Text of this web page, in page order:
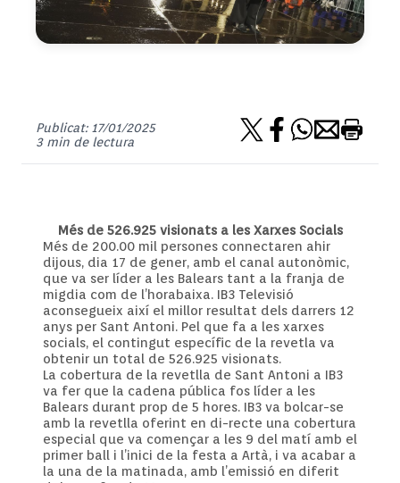
Publicat: 17/01/2025
3 min de lectura
Més de 526.925 visionats a les Xarxes Socials
Més de 200.00 mil persones connectaren ahir
dijous, dia 17 de gener, amb el canal autonòmic,
que va ser líder a les Balears tant a la franja de
migdia com de l’horabaixa. IB3 Televisió
aconsegueix així el millor resultat dels darrers 12
anys per Sant Antoni. Pel que fa a les xarxes
socials, el contingut específic de la revetla va
obtenir un total de 526.925 visionats.
La cobertura de la revetlla de Sant Antoni a IB3
va fer que la cadena pública fos líder a les
Balears durant prop de 5 hores. IB3 va bolcar-se
amb la revetlla oferint en di-recte una cobertura
especial que va començar a les 9 del matí amb el
primer ball i l’inici de la festa a Artà, i va acabar a
la una de la matinada, amb l’emissió en diferit